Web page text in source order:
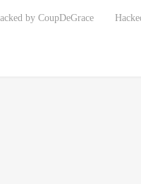
by CoupDeGrace